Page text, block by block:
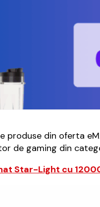
produse din oferta
de gaming din
Star-Light cu